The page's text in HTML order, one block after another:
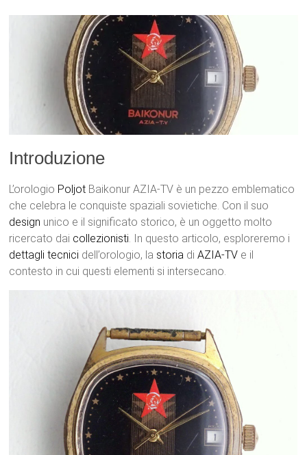
Introduzione
L’orologio Poljot Baikonur AZIA-TV è un pezzo emblematico
che celebra le conquiste spaziali sovietiche. Con il suo
design unico e il significato storico, è un oggetto molto
ricercato dai collezionisti. In questo articolo, esploreremo i
dettagli tecnici dell’orologio, la storia diAZIA-TV e il
contesto in cui questi elementi si intersecano.